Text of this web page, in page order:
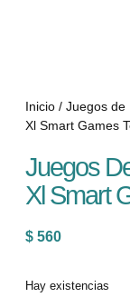
Inicio / Juegos de
Xl Smart Games
Juegos
Xl Smart
$ 560
Hay existencias